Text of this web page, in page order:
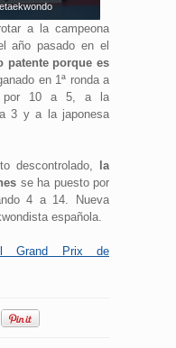
a la campeona
año pasado en el
patente porque es
en 1ª ronda a
por 10 a 5, a la
3 y a la japonesa
descontrolado,
la
se ha puesto por
4 a 14. Nueva
española.
Grand Prix de